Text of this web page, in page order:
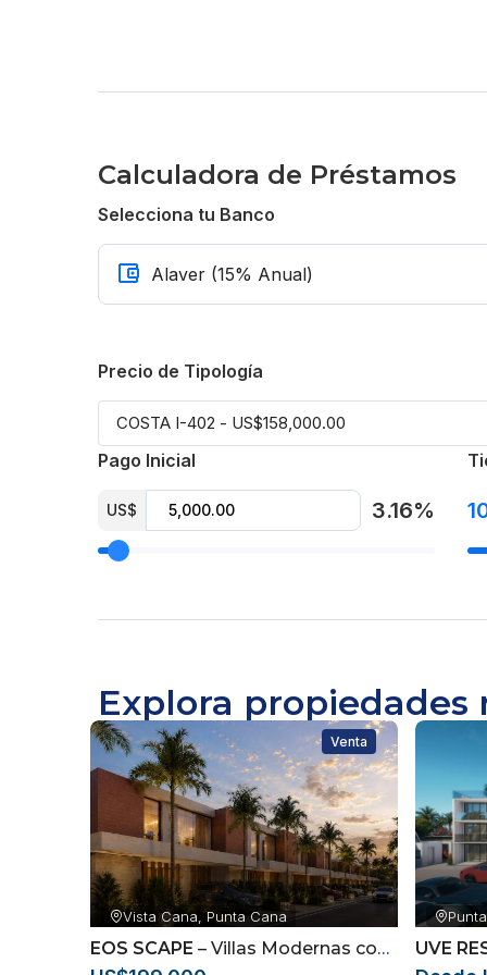
Calculadora de Préstamos
Selecciona tu Banco
Precio de Tipología
Pago Inicial
US$ 3.16%
Explora propiedades
Venta
Vista Cana, Punta Cana
EOS SCAPE – Villas Modernas con Patio Privado y Smart Home en Vistacana UVE